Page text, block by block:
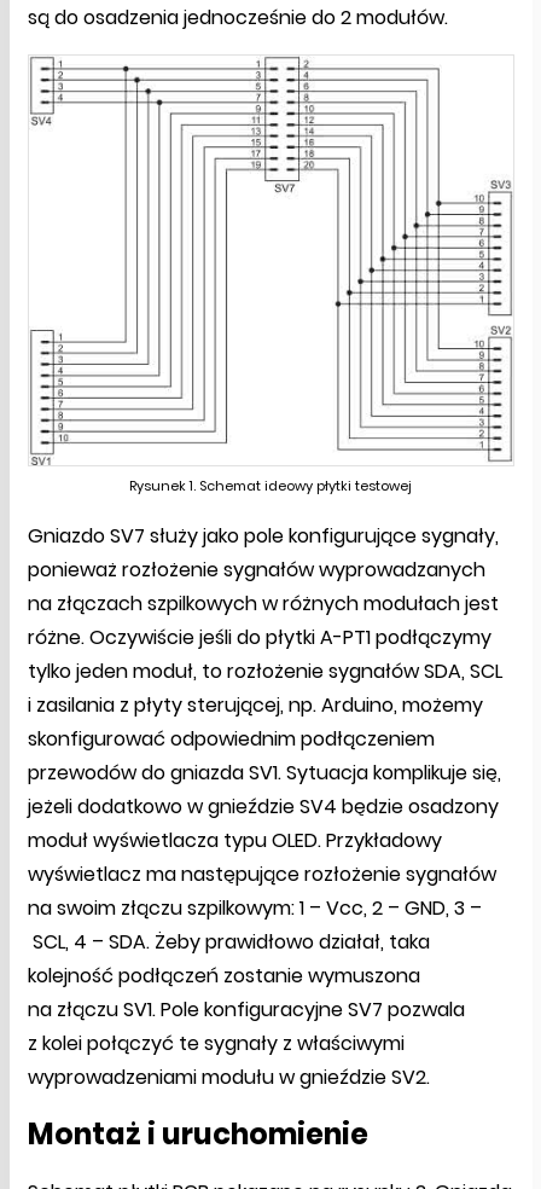
są do osadzenia jednocześnie do 2 modułów.
Rysunek 1. Schemat ideowy płytki testowej
Gniazdo SV7 służy jako pole konfigurujące sygnały,
ponieważ rozłożenie sygnałów wyprowadzanych
na złączach szpilkowych w różnych modułach jest
różne. Oczywiście jeśli do płytki A-PT1 podłączymy
tylko jeden moduł, to rozłożenie sygnałów SDA, SCL
i zasilania z płyty sterującej, np. Arduino, możemy
skonfigurować odpowiednim podłączeniem
przewodów do gniazda SV1. Sytuacja komplikuje się,
jeżeli dodatkowo w gnieździe SV4 będzie osadzony
moduł wyświetlacza typu OLED. Przykładowy
wyświetlacz ma następujące rozłożenie sygnałów
na swoim złączu szpilkowym: 1 – Vcc, 2 – GND, 3 –
SCL, 4 – SDA. Żeby prawidłowo działał, taka
kolejność podłączeń zostanie wymuszona
na złączu SV1. Pole konfiguracyjne SV7 pozwala
z kolei połączyć te sygnały z właściwymi
wyprowadzeniami modułu w gnieździe SV2.
Montaż i uruchomienie